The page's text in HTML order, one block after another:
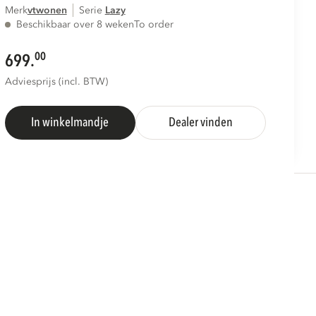
Merkvtwonen Serie lazy
Beschikbaar over 8 wekenTo order
699.00
Adviesprijs (incl. BTW)
In winkelmandje Dealer vinden